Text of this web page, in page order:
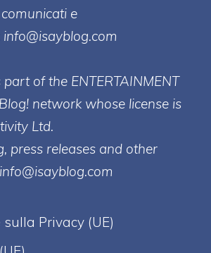
e
info@isayblog.com
of the ENTERTAINMENT
network whose license is
Ltd.
press releases and other
info@isayblog.com
Privacy (UE)